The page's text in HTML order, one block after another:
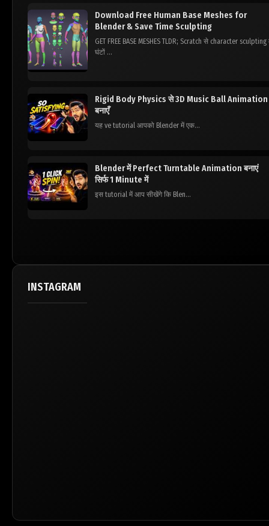
Download Free Human Base Meshes for
Blender & Save Time Sculpting
GET FREE BASE MESHES TLDR; Scratch से character sculpting
घंटों ...
Rigid Body Physics से 3D Music Ball Animation
बनाएँ
यह ve tutorial आपको Blender में एक...
Blender में Perfect Turntable Animation बनाएं
सिर्फ 1 Minute में
इस tutorial में आप सीखेंगे कि Blen...
INSTAGRAM